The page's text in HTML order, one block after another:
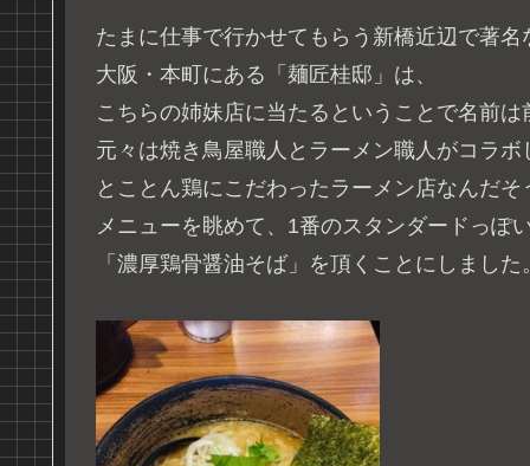
たまに仕事で行かせてもらう新橋近辺で著名
大阪・本町にある「麺匠桂邸」は、
こちらの姉妹店に当たるということで名前
元々は焼き鳥屋職人とラーメン職人がコラボ
とことん鶏にこだわったラーメン店なんだそ
メニューを眺めて、1番のスタンダードっぽ
「濃厚鶏骨醤油そば」を頂くことにしました